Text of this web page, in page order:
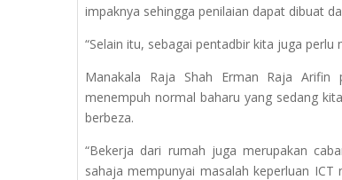
impaknya sehingga penilaian dapat dibuat
“Selain itu, sebagai pentadbir kita juga
Manakala Raja Shah Erman Raja Arifin
menempuh normal baharu yang sedang
berbeza.
“Bekerja dari rumah juga merupakan
sahaja mempunyai masalah keperluan